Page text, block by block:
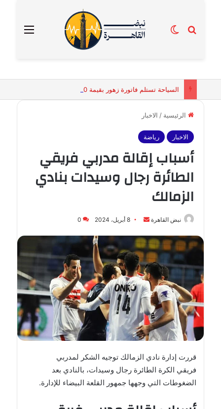
القائمة بحث عنالوضع المظلم
الرئيسية / الاخبار
الاخبار رياضة
أسباب إقالة مدربي فريقي
الطائرة رجال وسيدات بنادي
الزمالك
نبض القاهرة
أرسل
إلكترونيا
8 أبريل، 2024 0
قررت إدارة نادي الزمالك توجيه الشكر لمدربي
فريقي الكرة الطائرة رجال وسيدات، بالنادي بعد
الضغوطات التي وجهها جمهور القلعة البيضاء للإدارة.